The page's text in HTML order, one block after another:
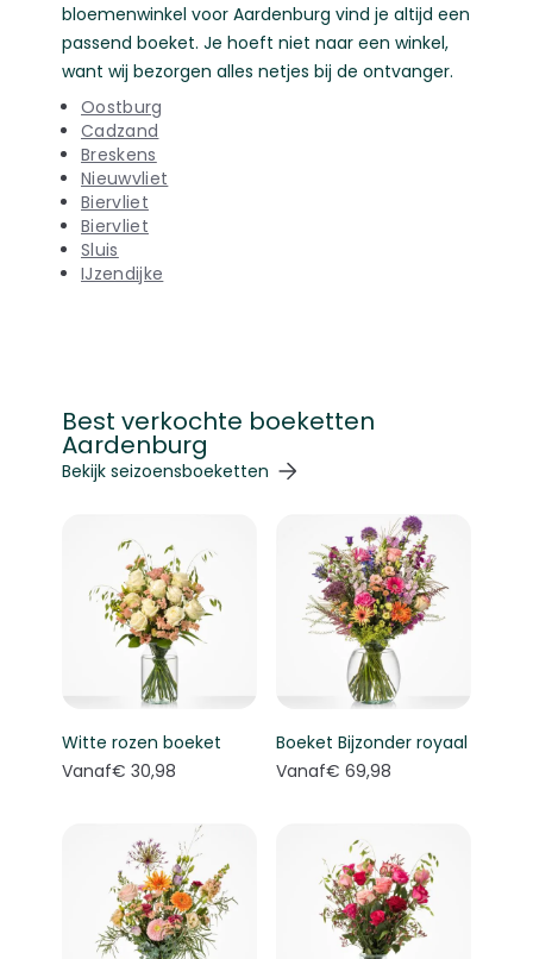
bloemenwinkel voor Aardenburg vind je altijd een
passend boeket. Je hoeft niet naar een winkel,
want wij bezorgen alles netjes bij de ontvanger.
Oostburg
Cadzand
Breskens
Nieuwvliet
Biervliet
Biervliet
Sluis
IJzendijke
Best verkochte boeketten
Aardenburg
Navigeren door de elementen van de carrousel is
Druk om carrousel over te slaan
Bekijk seizoensboeketten
Witte rozen boeket
Vanaf€ 30,98
Boeket Bijzonder royaal
Vanaf€ 69,98